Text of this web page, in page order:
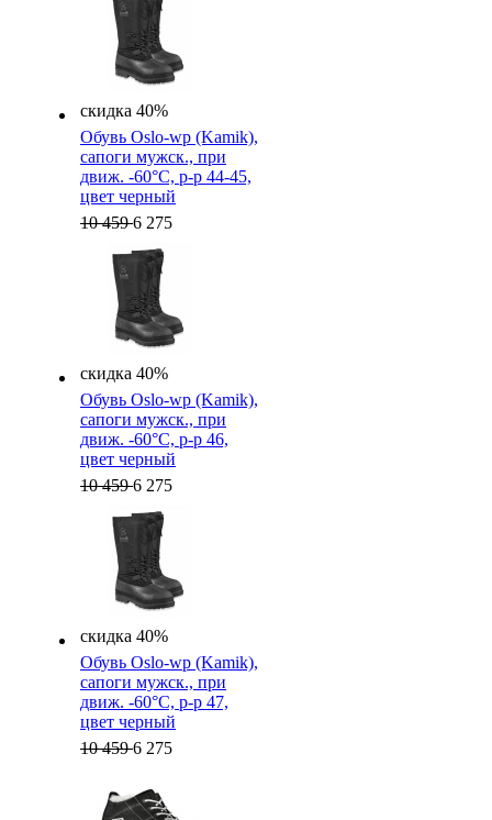
скидка 40%
Обувь Oslo-wp (Kamik),
cапоги мужск., при
движ. -60°C, р-р 44-45,
цвет черный
10 4596 275
скидка 40%
Обувь Oslo-wp (Kamik),
cапоги мужск., при
движ. -60°C, р-р 46,
цвет черный
10 4596 275
скидка 40%
Обувь Oslo-wp (Kamik),
cапоги мужск., при
движ. -60°C, р-р 47,
цвет черный
10 4596 275